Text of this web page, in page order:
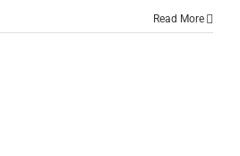
Read More